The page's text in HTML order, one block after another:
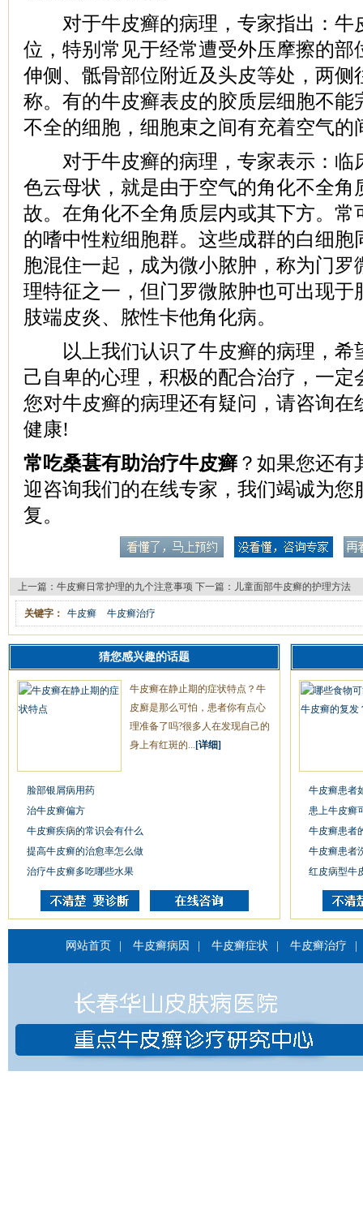
对于牛皮癣的病理，专家指出：牛
位，特别常见于经常遭受外压摩擦的部
伸侧、骶骨部位附近及头皮等处，两侧
称。有的牛皮癣表皮的胶质层细胞不能
不全的细胞，细胞束之间有充着空气的
对于牛皮癣的病理，专家表示：临
色云母状，就是由于空气的角化不全角
故。在角化不全角质层内或其下方。常
的嗜中性粒细胞群。这些成群的白细胞
胞混住一起，成为微小脓肿，称为门罗
理特征之一，但门罗微脓肿也可出现于
肢端皮炎、脓性卡他角化病。
以上我们认识了牛皮癣的病理，希
己自卑的心理，积极的配合治疗，一定
您对牛皮癣的病理还有疑问，请咨询在
健康!
常吃桑葚有助治疗牛皮癣 ？如果您还
迎咨询我们的在线专家，我们竭诚为您
复。
上一篇： 牛皮癣日常护理的九个注意事项 下一篇： 儿童面部牛皮癣的护理方法
关键字： 牛皮癣 牛皮癣治疗
猜您感兴趣的话题
牛皮癣在静止期的症状特点？牛
皮廯是那么可怕，患者你有点心
理准备了吗?很多人在发现自己的
身上有红斑的... [详细]
脸部银屑病用药
治牛皮癣偏方
牛皮癣疾病的常识会有什么
提高牛皮癣的治愈率怎么做
治疗牛皮癣多吃哪些水果
牛皮癣患者
患上牛皮癣
牛皮癣患者
牛皮癣患者
红皮病型牛
网站首页 牛皮癣病因 牛皮癣症状 牛皮癣治疗